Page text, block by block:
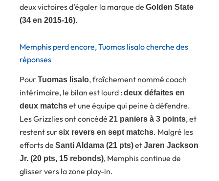
deux victoires d’égaler la marque de Golden State
(34 en 2015-16).
Memphis perd encore, Tuomas Iisalo cherche des
réponses
PourTuomas Iisalo, fraîchement nommé coach
intérimaire, le bilan est lourd : deux défaites en
deux matchset une équipe qui peine à défendre.
Les Grizzlies ont concédé 21 paniers à 3 points, et
restent sursix revers en sept matchs. Malgré les
efforts de Santi Aldama (21 pts)etJaren Jackson
Jr. (20 pts, 15 rebonds), Memphis continue de
glisser vers la zone play-in.